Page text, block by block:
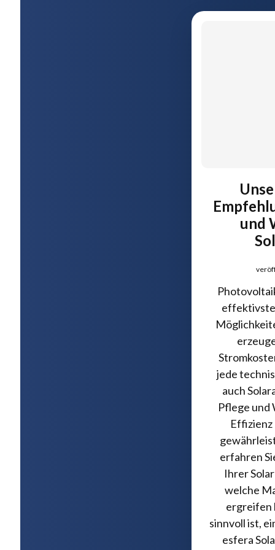
und
jede
auch
Pflege und
Effizienz
erfahren
Ihrer
welche
ergreifen
sinnvoll ist,
esfera